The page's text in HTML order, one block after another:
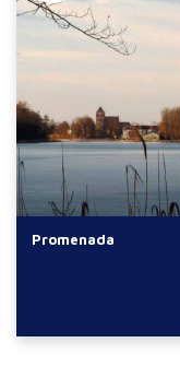
Promenada